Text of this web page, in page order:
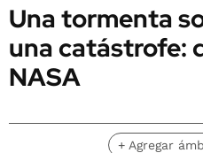
Una tormenta
una catástrofe:
NASA
+ Agregar